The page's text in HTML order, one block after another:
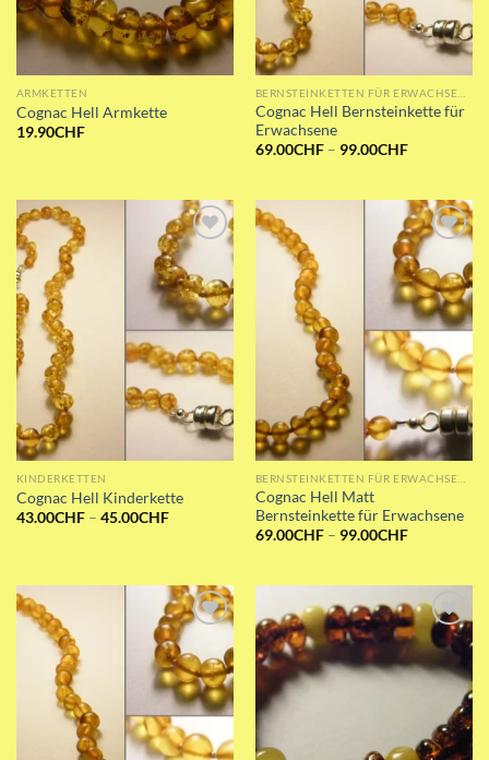
ARMKETTEN
Cognac Hell Armkette
19.90CHF
Cognac Hell Bernsteinkette für
Erwachsene
69.00CHF – 99.00CHF
Add to wishlist
KINDERKETTEN
Cognac Hell Kinderkette
43.00CHF – 45.00CHFPreisspanne:
Add to wishlist
Cognac Hell Matt
Bernsteinkette für Erwachsene
69.00CHF – 99.00CHF
Add to wishlist Add to wishlist